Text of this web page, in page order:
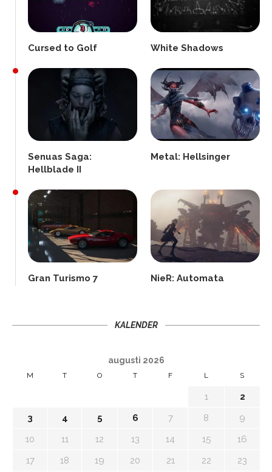
Cursed to Golf White Shadows
Senuas Saga:
Hellblade II
Metal: Hellsinger
Gran Turismo 7 NieR: Automata
KALENDER
augusti 2026
M T O T F L S
1
2
3
4 5 6 7 8
9
10
11 12 13 14 15
16
17
18 19 20 21 22
23